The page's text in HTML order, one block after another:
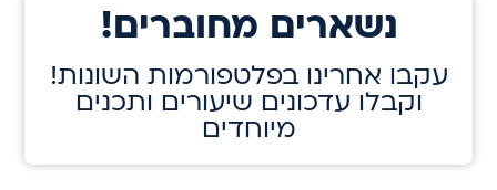
!נשארים מחוברים
!עקבו אחרינו בפלטפורמות השונות
וקבלו עדכונים שיעורים ותכנים
מיוחדים